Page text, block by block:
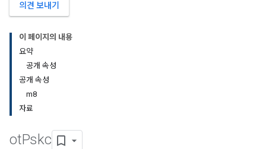
의견 보내기
이 페이지의 내용
요약
공개 속성
공개 속성
m8
자료
otPskc